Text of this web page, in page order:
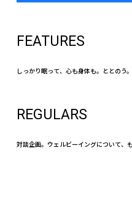
FEATURES
しっかり眠って、心も身体も。ととのう。
REGULARS
対談企画。ウェルビーイングについて、